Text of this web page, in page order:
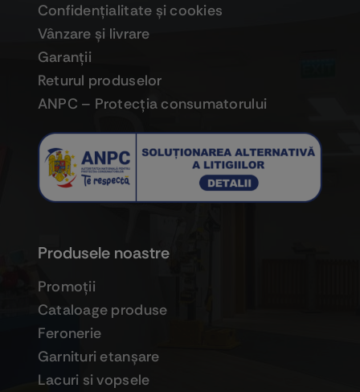
Produsele noastre
Promoţii
Cataloage produse
Feronerie
Garnituri etanşare
Lacuri si vopsele
Confidenţialitate şi cookies
Vânzare şi livrare
Garanţii
Returul produselor
ANPC – Protecţia consumatorului